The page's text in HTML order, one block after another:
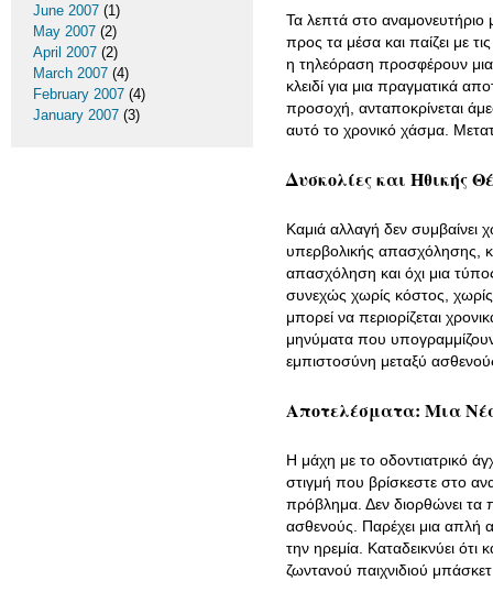
Τα λεπτά στο αναμονευτήριο
προς τα μέσα και παίζει με
η τηλεόραση προσφέρουν μια
κλειδί για μια πραγματικά
προσοχή, ανταποκρίνεται
αυτό το χρονικό χάσμα.
Δυσκολίες και Ηθικής
Καμιά αλλαγή δεν συμβαίνει
υπερβολικής απασχόλησης,
απασχόληση και όχι μια
συνεχώς χωρίς κόστος,
μπορεί να περιορίζεται
μηνύματα που
εμπιστοσύνη μεταξύ
Αποτελέσματα: Μια
Η μάχη με το οδοντιατρικό
στιγμή που βρίσκεστε στο
πρόβλημα. Δεν διορθώνει τα
ασθενούς. Παρέχει μια απλή
την ηρεμία. Καταδεικνύει
ζωντανού παιχνιδιού
June 2007 (1)
May 2007 (2)
April 2007 (2)
March 2007 (4)
February 2007 (4)
January 2007 (3)